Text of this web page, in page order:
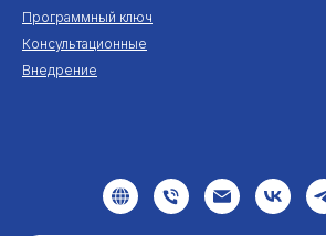
Программный ключ
Консультационные
Внедрение